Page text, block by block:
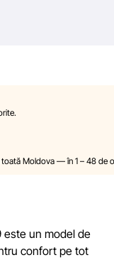
datelor afișate pe
disfuncționalități. De
către care pot
în mod unilateral
și
simulate și au un
despre produse
modificate de către
fără notificare
Moldova — în 1 – 48 de
este un model de
confort pe tot